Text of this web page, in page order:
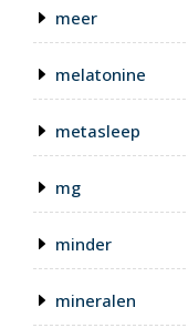
meer
melatonine
metasleep
mg
minder
mineralen